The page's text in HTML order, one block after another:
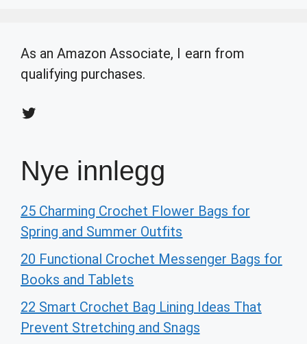
As an Amazon Associate, I earn from
qualifying purchases.
Twitter
Nye innlegg
25 Charming Crochet Flower Bags for
Spring and Summer Outfits
20 Functional Crochet Messenger Bags for
Books and Tablets
22 Smart Crochet Bag Lining Ideas That
Prevent Stretching and Snags